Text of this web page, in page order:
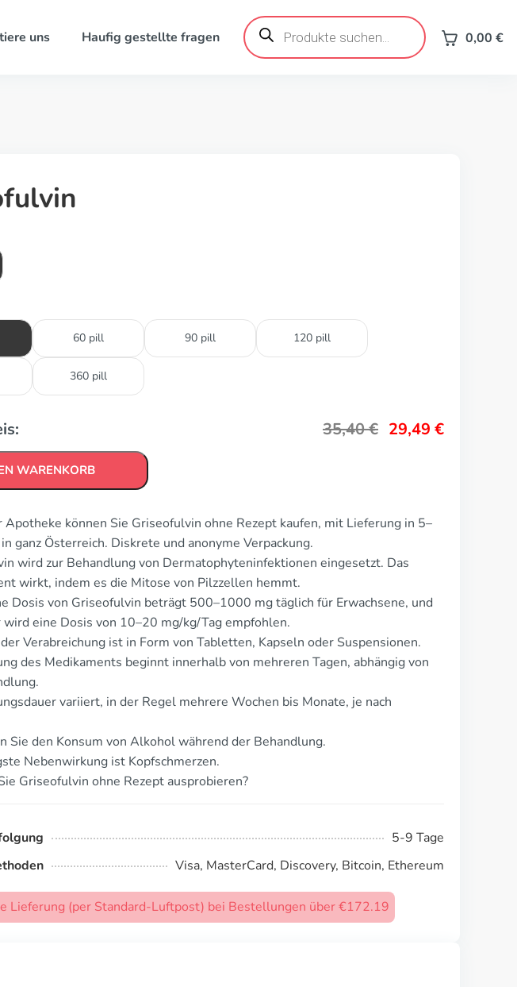
uns Haufig gestellte fragen
Products
search 0,00 €
60 pill 90 pill 120 pill
360 pill
35,40€ 29,49 €
WARENKORB
Apotheke können Sie Griseofulvin ohne Rezept kaufen, mit Lieferung in 5–
ganz Österreich. Diskrete und anonyme Verpackung.
wird zur Behandlung von Dermatophyteninfektionen eingesetzt. Das
wirkt, indem es die Mitose von Pilzzellen hemmt.
Dosis von Griseofulvin beträgt 500–1000 mg täglich für Erwachsene, und
wird eine Dosis von 10–20 mg/kg/Tag empfohlen.
Verabreichung ist in Form von Tabletten, Kapseln oder Suspensionen.
des Medikaments beginnt innerhalb von mehreren Tagen, abhängig von
variiert, in der Regel mehrere Wochen bis Monate, je nach
Sie den Konsum von Alkohol während der Behandlung.
Nebenwirkung ist Kopfschmerzen.
Griseofulvin ohne Rezept ausprobieren?
5-9 Tage
Visa, MasterCard, Discovery, Bitcoin, Ethereum
Lieferung (per Standard-Luftpost) bei Bestellungen über €172.19